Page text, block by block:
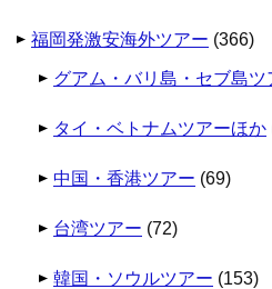
福岡発激安海外ツアー (366)
グアム・バリ島・セブ島ツ
タイ・ベトナムツアーほか
中国・香港ツアー (69)
台湾ツアー (72)
韓国・ソウルツアー (153)